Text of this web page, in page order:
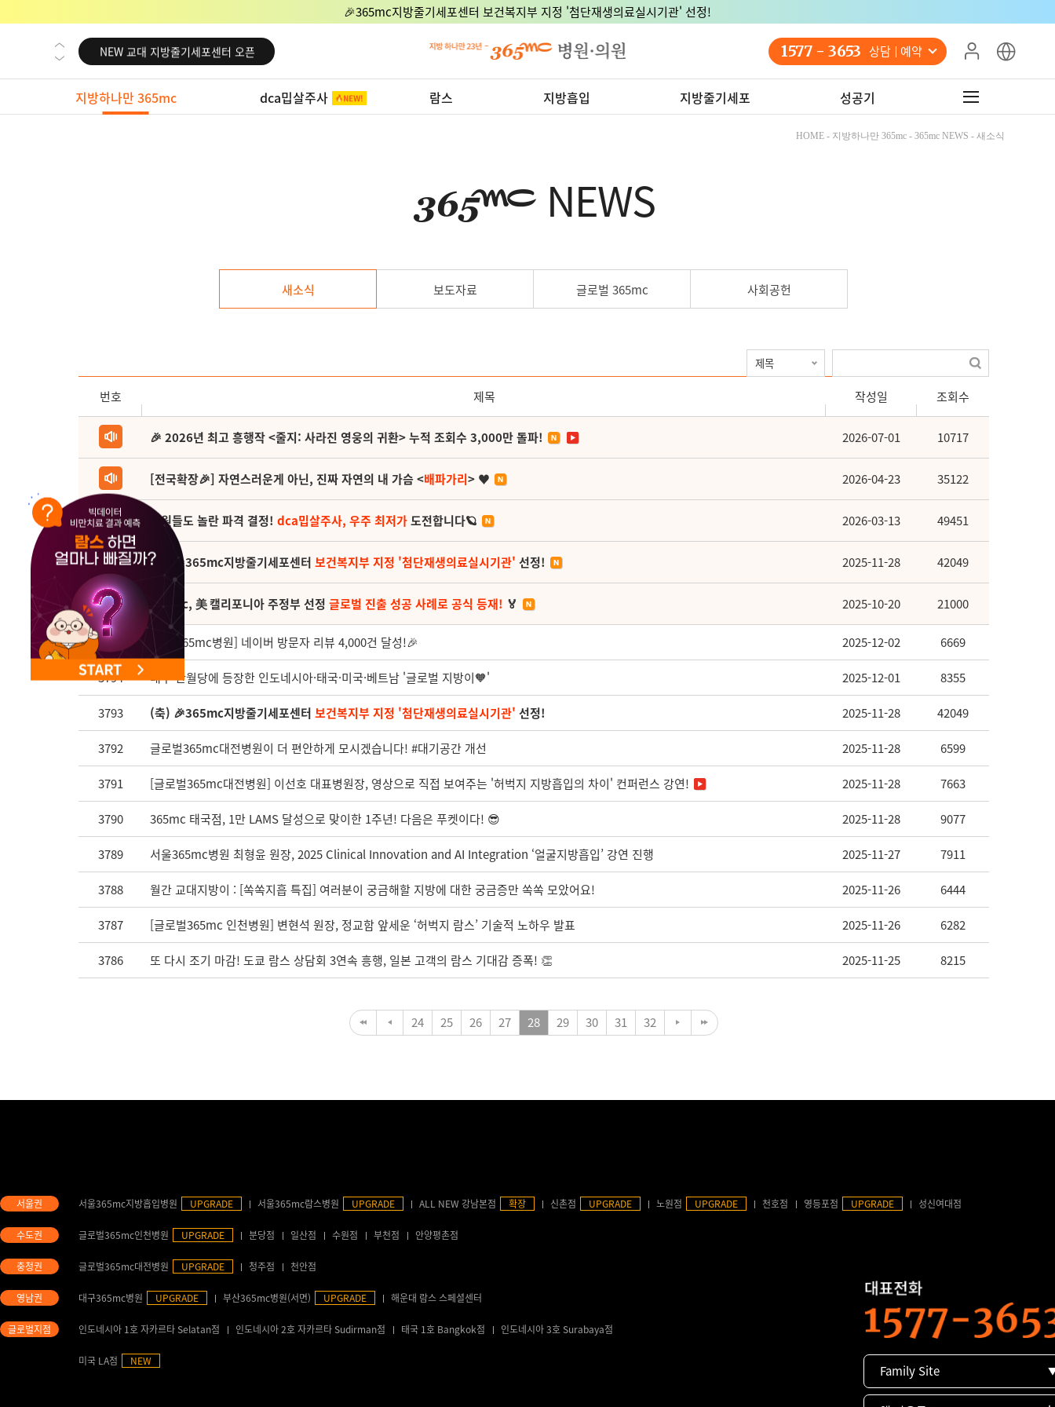
🎉365mc지방줄기세포센터 보건복지부 지정 '첨단재생의료실시기관' 선정!
NEW 교대 지방줄기세포센터 오픈
NEW 대전 지방줄기세포센터 오픈
NEW 노원 지방줄기세포센터 오픈
NEW 미국 LA점 오픈
NEW 미국 LA점 오픈
1577 - 3653 상담 예약
지방하나만 365mc dca밉살주사 람스 지방흡입 지방줄기세포 성공기
HOME - 지방하나만 365mc - 365mc NEWS - 새소식
NEWS
새소식 보도자료 글로벌 365mc 사회공헌
번호 제목 작성일 조회수
🎉 2026년 최고 흥행작 <줄지: 사라진 영웅의 귀환> 누적 조회수 3,000만 돌파! 2026-07-01 10717
[전국확장🎉] 자연스러운게 아닌, 진짜 자연의 내 가슴 <배파가리> ♥ 2026-04-23 35122
직원들도 놀란 파격 결정! dca밉살주사, 우주 최저가도전합니다🪐 2026-03-13 49451
(축) 🎉365mc지방줄기세포센터 보건복지부 지정 '첨단재생의료실시기관' 선정! 2025-11-28 42049
365mc, 美 캘리포니아 주정부 선정 글로벌 진출 성공 사례로 공식 등재! 🏅 2025-10-20 21000
3795 [서울365mc병원] 네이버 방문자 리뷰 4,000건 달성!🎉 2025-12-02 6669
3794 대구 반월당에 등장한 인도네시아·태국·미국·베트남 '글로벌 지방이🧡' 2025-12-01 8355
3793 (축) 🎉365mc지방줄기세포센터 보건복지부 지정 '첨단재생의료실시기관' 선정! 2025-11-28 42049
3792 글로벌365mc대전병원이 더 편안하게 모시겠습니다! #대기공간 개선 2025-11-28 6599
3791 [글로벌365mc대전병원] 이선호 대표병원장, 영상으로 직접 보여주는 '허벅지 지방흡입의 차이' 컨퍼런스 강연! 2025-11-28 7663
3790 365mc 태국점, 1만 LAMS 달성으로 맞이한 1주년! 다음은 푸켓이다! 😎 2025-11-28 9077
3789 서울365mc병원 최형윤 원장, 2025 Clinical Innovation and AI Integration ‘얼굴지방흡입’ 강연 진행 2025-11-27 7911
3788 월간 교대지방이 : [쏙쏙지흡 특집] 여러분이 궁금해할 지방에 대한 궁금증만 쏙쏙 모았어요! 2025-11-26 6444
3787 [글로벌365mc 인천병원] 변현석 원장, 정교함 앞세운 ‘허벅지 람스’ 기술적 노하우 발표 2025-11-26 6282
3786 또 다시 조기 마감! 도쿄 람스 상담회 3연속 흥행, 일본 고객의 람스 기대감 증폭! 👏 2025-11-25 8215
24 25 26 27 28 29 30 31 32
서울365mc지방흡입병원 UPGRADE 서울365mc람스병원 UPGRADE ALL NEW 강남본점 확장 신촌점 UPGRADE 노원점 UPGRADE 천호점 영등포점 UPGRADE 성신여대점
글로벌365mc인천병원 UPGRADE 분당점 일산점 수원점 부천점 안양평촌점
글로벌365mc대전병원 UPGRADE 청주점 천안점
대구365mc병원 UPGRADE 부산365mc병원(서면) UPGRADE 해운대 람스 스페셜센터
인도네시아 1호 자카르타 Selatan점 인도네시아 2호 자카르타 Sudirman점 태국 1호 Bangkok점 인도네시아 3호 Surabaya점
미국 LA점 NEW
Family Site